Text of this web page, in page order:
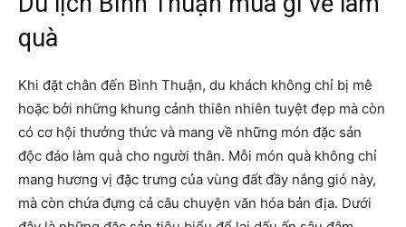
quà
Khi đặt chân đến Bình Thuận, du khách không chỉ bị mê
hoặc bởi những khung cảnh thiên nhiên tuyệt đẹp mà còn
có cơ hội thưởng thức và mang về những món đặc sản
độc đáo làm quà cho người thân. Mỗi món quà không chỉ
mang hương vị đặc trưng của vùng đất đầy nắng gió này,
mà còn chứa đựng cả câu chuyện văn hóa bản địa. Dưới